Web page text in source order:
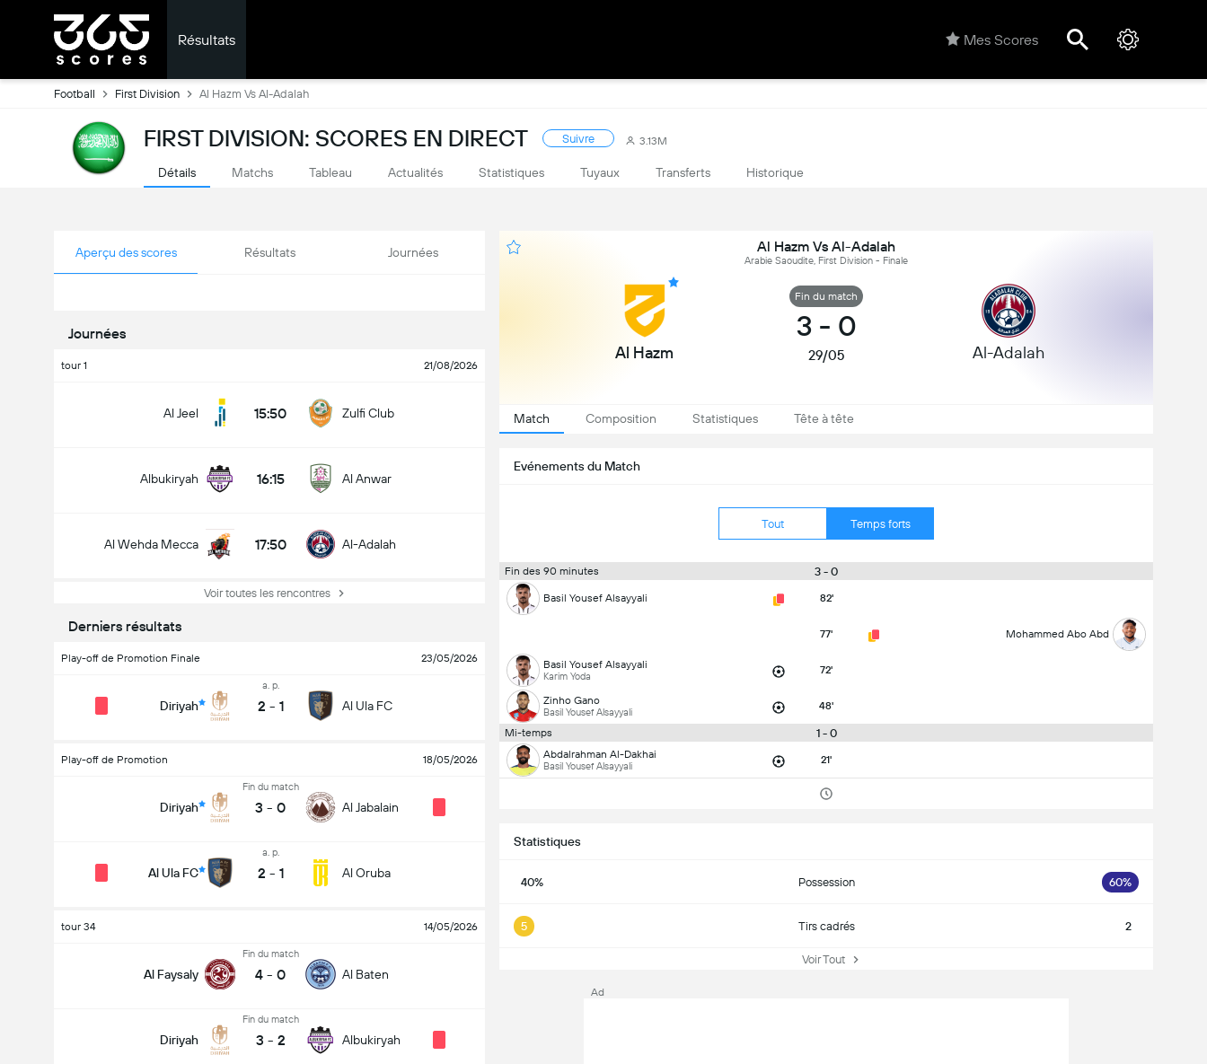
Résultats Mes Scores
Football First Division Al Hazm Vs Al-Adalah
FIRST DIVISION: SCORES EN DIRECT Suivre 3.13M
Détails Matchs Tableau Actualités Statistiques Tuyaux Transferts Historique
Aperçu des scores Résultats Journées
Journées
tour 1 21/08/2026
Al Jeel 15:50 Zulfi Club
Albukiryah 16:15 Al Anwar
Al Wehda Mecca 17:50 Al-Adalah
Voir toutes les rencontres
Derniers résultats
Play-off de Promotion Finale 23/05/2026
Diriyah
a. p.
2 - 1 Al Ula FC
Play-off de Promotion 18/05/2026
Diriyah
Fin du match
3 - 0 Al Jabalain
Al Ula FC
a. p.
2 - 1 Al Oruba
tour 34 14/05/2026
Al Faysaly
Fin du match
4 - 0 Al Baten
Diriyah
Fin du match
3 - 2 Albukiryah
Al Hazm Vs Al-Adalah
Arabie Saoudite, First Division - Finale
Al Hazm
Fin du match
3 - 0
29/05 Al-Adalah
Match Composition Statistiques Tête à tête
Evénements du Match
Tout Temps forts
Fin des 90 minutes 3 - 0
Basil Yousef Alsayyali 82'
77' Mohammed Abo Abd
Basil Yousef Alsayyali
Karim Yoda 72'
Zinho Gano
Basil Yousef Alsayyali 48'
Mi-temps 1 - 0
Abdalrahman Al-Dakhai
Basil Yousef Alsayyali 21'
Statistiques
40% Possession 60%
5 Tirs cadrés 2
Voir Tout
Ad